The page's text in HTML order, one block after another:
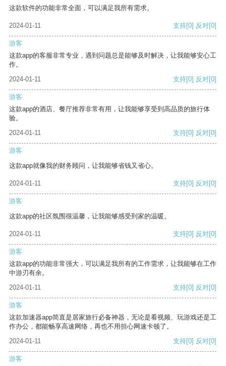
这款软件的功能非常全面，可以满足我所有需求。
2024-01-11 支持[0] 反对[0]
游客
这款app的客服非常专业，遇到问题总是能够及时解决，让我能够安心工
作。
2024-01-11
支持[0] 反对[0]
游客
这款app的酒店、餐厅推荐非常有用，让我能够享受到高品质的旅行体
验。
2024-01-11
支持[0] 反对[0]
游客
这款app就像我的财务顾问，让我能够省钱又省心。
2024-01-11 支持[0] 反对[0]
游客
这款app的社区氛围很温馨，让我能够感受到家的温暖。
2024-01-11 支持[0] 反对[0]
游客
这款app的功能非常强大，可以满足我所有的工作需求，让我能够在工作
中游刃有余。
2024-01-11
支持[0] 反对[0]
游客
这款加速器app简直是居家旅行必备神器，无论是看视频、玩游戏还是工
作办公，都能畅享高速网络，再也不用担心网速卡顿了。
2024-01-11
支持[0] 反对[0]
游客